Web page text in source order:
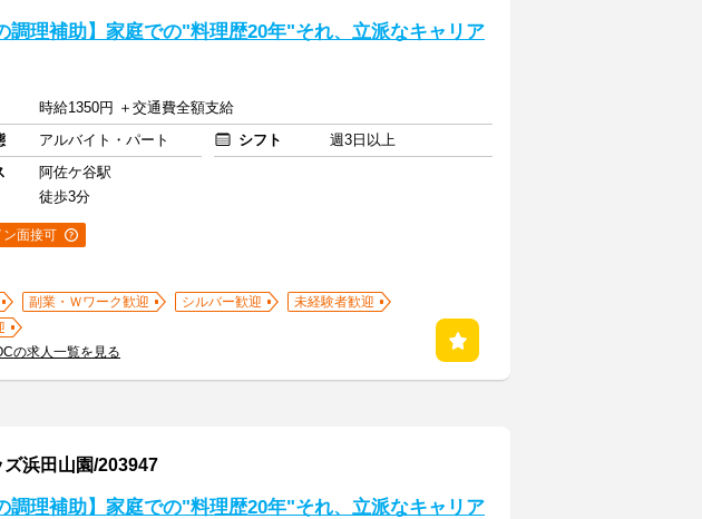
調理補助】家庭での"料理歴20年"それ、立派なキャリア
時給1350円 ＋交通費全額支給
アルバイト・パート シフト
週3日以上
阿佐ケ谷駅
徒歩3分
ン面接可
副業・Ｗワーク歓迎 シルバー歓迎
未経験者歓迎
の求人一覧を見る
浜田山園/203947
調理補助】家庭での"料理歴20年"それ、立派なキャリア